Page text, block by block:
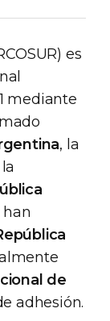
es
mediante
, la
la
han
de
adhesión.